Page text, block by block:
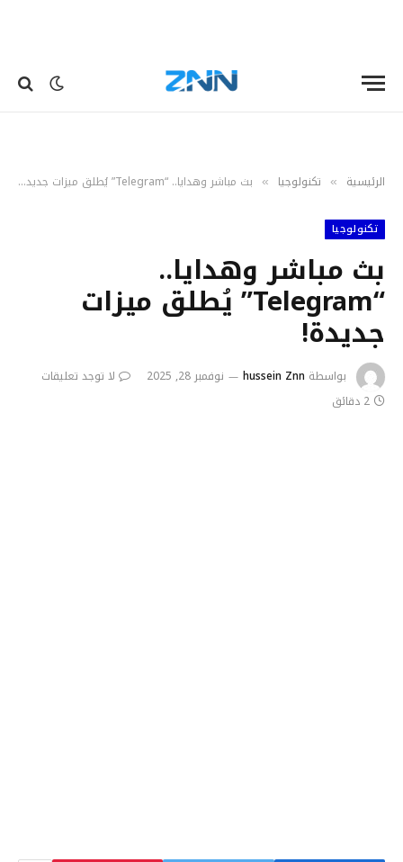
الرئيسية » تكنولوجيا » بث مباشر وهدايا.. “Telegram” يُطلق ميزات جديدة!
تكنولوجيا
بث مباشر وهدايا..
“Telegram” يُطلق ميزات
جديدة!
بواسطة hussein Znn نوفمبر 28, 2025
لا توجد تعليقات
2 دقائق